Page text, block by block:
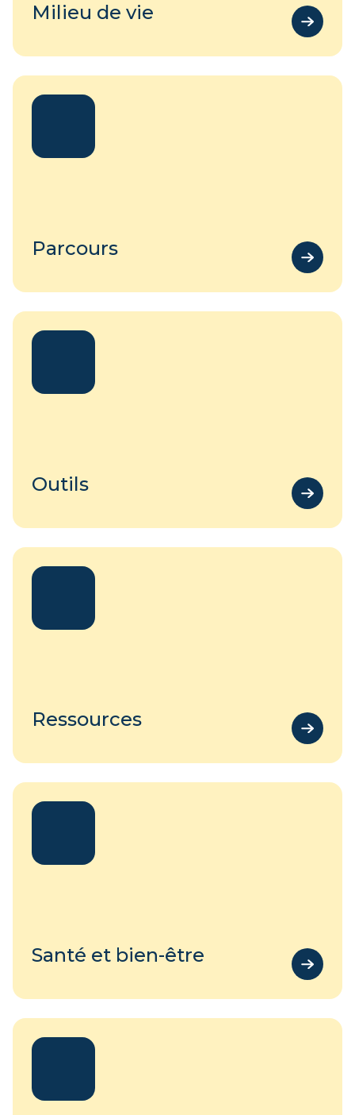
Milieu de vie
Parcours
Outils
Ressources
Santé et bien-être